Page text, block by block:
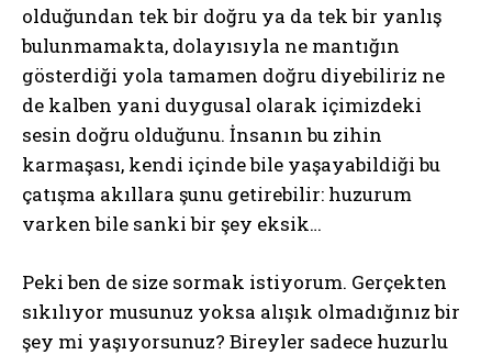
olduğundan tek bir doğru ya da tek bir yanlış
bulunmamakta, dolayısıyla ne mantığın
gösterdiği yola tamamen doğru diyebiliriz ne
de kalben yani duygusal olarak içimizdeki
sesin doğru olduğunu. İnsanın bu zihin
karmaşası, kendi içinde bile yaşayabildiği bu
çatışma akıllara şunu getirebilir: huzurum
varken bile sanki bir şey eksik…
Peki ben de size sormak istiyorum. Gerçekten
sıkılıyor musunuz yoksa alışık olmadığınız bir
şey mi yaşıyorsunuz? Bireyler sadece huzurlu